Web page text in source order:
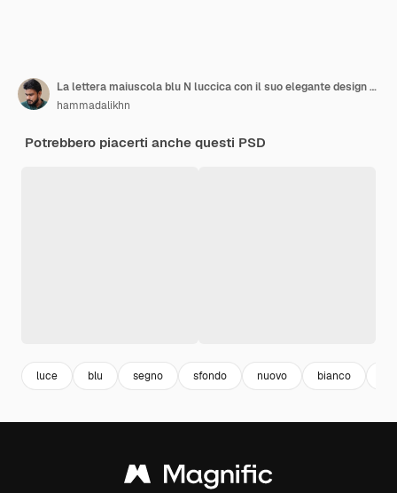
La lettera maiuscola blu N luccica con il suo elegante design moderno carattere a grassetto con bordi affilati illustrazione 3D
hammadalikhn
Potrebbero piacerti anche questi PSD
luce blu segno sfondo nuovo bianco